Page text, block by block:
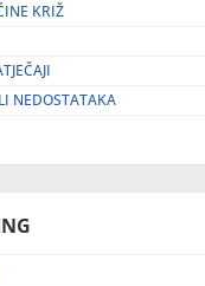
KRIŽ
NEDOSTATAKA